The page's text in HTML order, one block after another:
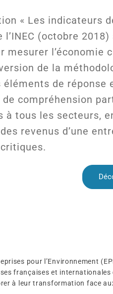
« Les indicateurs
l’INEC (octobre
mesurer l’économie
de la
de réponse
de compréhension
à tous les secteurs,
revenus d’une
pour l’Environnement
françaises et internationales
à leur transformation face